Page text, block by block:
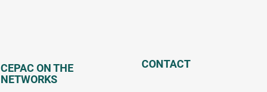
CEPAC ON THE
NETWORKS
CONTACT